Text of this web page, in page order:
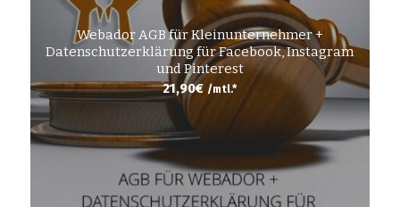
Webador AGB für Kleinunternehmer +
Datenschutzerklärung für Facebook, Instagram
und Pinterest
21,90€ /mtl.*